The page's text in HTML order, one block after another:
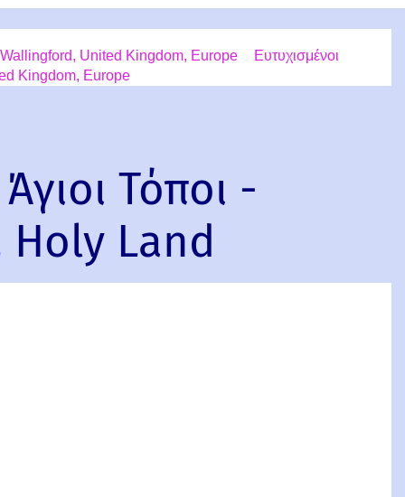
Wallingford, United Kingdom, Europe
Ευτυχισμένοι
Kingdom, Europe
Τόποι -
Land